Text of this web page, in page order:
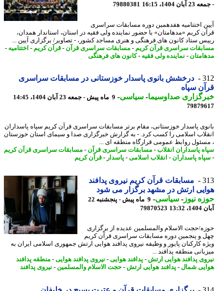
1404، 16:15
79880381
اختتامیه هفدهمین دوره مسابقات سراسری
کریم «مدهامتان» با حضور نماینده ولی فقیه در استان، استاندار همدان،
ستاد کانون های فرهنگی و هنری مساجد کشور، - تصاویر/ برگزاری آیین ...
سراسری قرآن کریم- مسابقات سراسری قرآن- قرآن کریم- اختتامیه-
-نماینده ولی فقیه -کانون های فرهنگی
درخشش بانوی پاسدار خوزستانی در مسابقات سراسری
سپاه
صداوسیما-سیاسی-9 ماه پیش - جمعه 23 آبان 1404، 14:45
پاسدار خوزستانی، مقام برتر مسابقات سراسری قرآن کریم سپاه پاسداران
اسلامی را کسب کرد. - به گزارش خبرگزاری صدا و سیمای استان خوزستان
روابط عمومی قرارگاه منطقه ای ...
پاسداران انقلاب-مسابقات سراسری قرآن-
مسابقات سراسری قرآن کریم
پاسداران - انقلاب اسلامی-پاسدار-قرآن کریم
مسابقات قرآن کریم نیروی پدافند
ارتش در مشهد برگزار می شود
نیوز-سیاسی-
9 ماه پیش - پنجشنبه 22
79870523
حجت الاسلام والمسلمین عدیده از برگزاری
و پنجمین دوره مسابقات سراسری قرآن کریم
کارکنان پایور و وظیفه نیروی پدافند هوایی ارتش جمهوری اسلامی ایران به
منطقه پدافند ...
پدافند هوایی ارتش -پدافند هوایی- نیروی پدافند هوایی- منطقه پدافند
شمال-پدافند هوایی ارتش -حجت الاسلام والمسلمین-نیروی پدافند